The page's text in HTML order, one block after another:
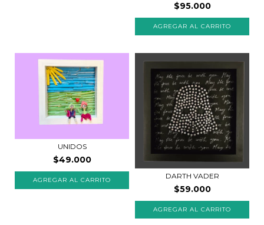
$95.000
UNIDOS
$49.000
DARTH VADER
$59.000